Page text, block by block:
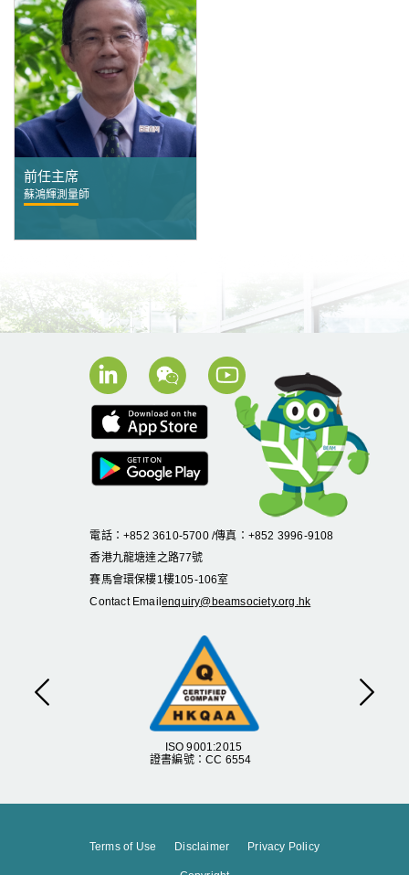
前任主席
蘇鴻輝測量師
ISO 9001:2015
證書編號：CC 6554
Previous Next
電話：+852 3610-5700 /傳真：+852 3996-9108
香港九龍塘達之路77號
賽馬會環保樓1 樓105-106室
Contact Emailenquiry@beamsociety.org.hk
Terms of Use Disclaimer Privacy Policy